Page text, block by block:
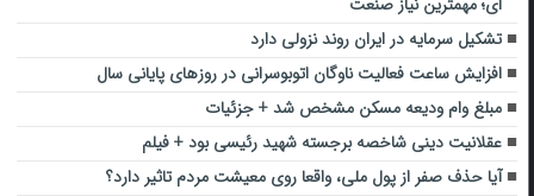
تشکیل سرمایه در ایران روند نزولی دارد
افزایش ساعت فعالیت ناوگان اتوبوسرانی در روزهای پایانی سال
مبلغ وام ودیعه مسکن مشخص شد + جزئیات
عقلانیت دینی شاخصه برجسته شهید رئیسی بود + فیلم
آیا حذف صفر از پول ملی، واقعا روی معیشت مردم تاثیر دارد؟